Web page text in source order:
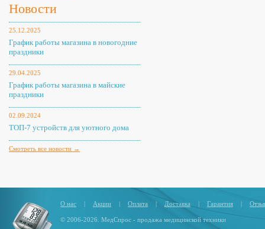
Новости
25.12.2025
График работы магазина в новогодние
праздники
29.04.2025
График работы магазина в майские
праздники
02.09.2024
ТОП-7 устройств для уютного дома
Смотреть все новости →
О нас | Акции | Оплата | Доставка | Гарантия |
© 2006-2026. МедСпрос - продажа медицинской техники